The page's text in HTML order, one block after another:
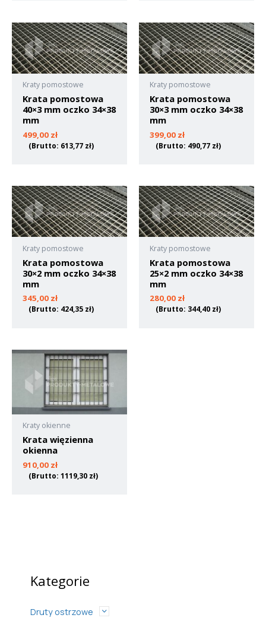
Kategorie
Druty ostrzowe
Kraty pomostowe
Krata pomostowa
40×3 mm oczko 34×38
mm
499,00 zł
(Brutto: 613,77 zł)
Kraty pomostowe
Krata pomostowa
30×3 mm oczko 34×38
mm
399,00 zł
(Brutto: 490,77 zł)
Kraty pomostowe
Krata pomostowa
30×2 mm oczko 34×38
mm
345,00 zł
(Brutto: 424,35 zł)
Kraty pomostowe
Krata pomostowa
25×2 mm oczko 34×38
mm
280,00 zł
(Brutto: 344,40 zł)
Kraty okienne
Krata więzienna
okienna
910,00 zł
(Brutto: 1119,30 zł)